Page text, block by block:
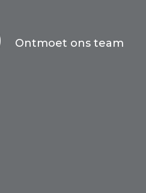
Ontmoet ons team